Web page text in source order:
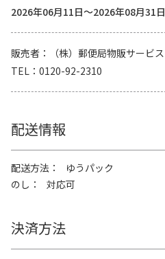
2026年06月11日～2026年08月31日
販売者
（株）郵便局物販サービス
TEL
0120-92-2310
配送情報
配送方法
ゆうパック
のし
対応可
決済方法